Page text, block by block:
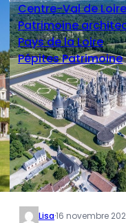
Centre-Val de Loire
Patrimoine
Pays de la Loire
Pépites Patrimoine
Lisa·16 novembre